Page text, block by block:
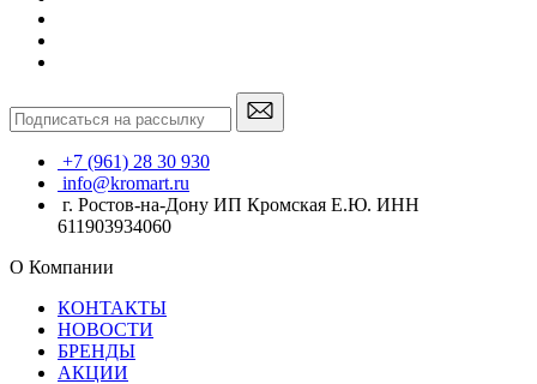
+7 (961) 28 30 930
info@kromart.ru
г. Ростов-на-Дону ИП Кромская Е.Ю. ИНН
611903934060
О Компании
КОНТАКТЫ
НОВОСТИ
БРЕНДЫ
АКЦИИ